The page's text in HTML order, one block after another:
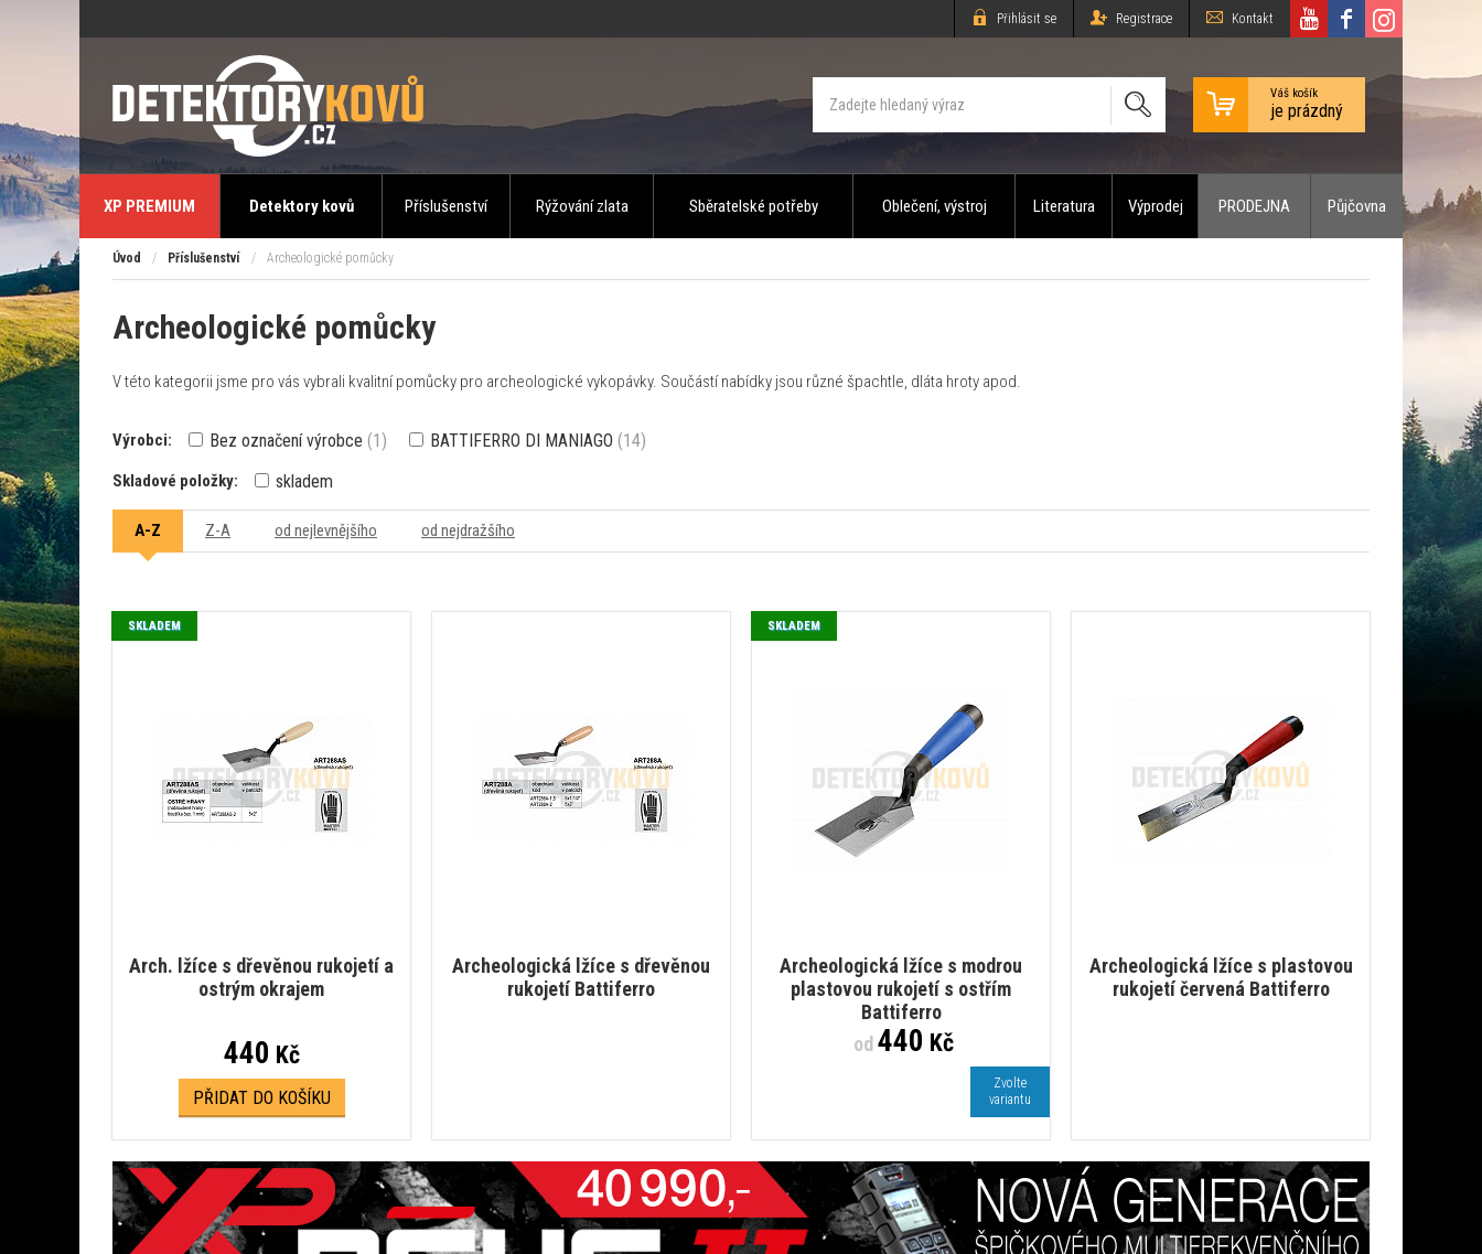
Přihlásit se Registrace Kontakt
Váš košík
je prázdný
XP PREMIUM Detektory kovů Příslušenství Rýžování zlata Sběratelské potřeby Oblečení, výstroj Literatura Výprodej PRODEJNA Půjčovna
Úvod / Příslušenství / Archeologické pomůcky
Archeologické pomůcky
V této kategorii jsme pro vás vybrali kvalitní pomůcky pro archeologické vykopávky. Součástí nabídky jsou různé špachtle, dláta hroty apod.
Výrobci: Bez označení výrobce (1) BATTIFERRO DI MANIAGO (14)
Skladové položky: skladem
A-Z Z-A od nejlevnějšího od nejdražšího
Arch. lžíce s dřevěnou rukojetí a
ostrým okrajem
SKLADEM
440 Kč
PŘIDAT DO KOŠÍKU
Archeologická lžíce s dřevěnou
rukojetí Battiferro
Archeologická lžíce s modrou
plastovou rukojetí s ostřím
Battiferro
SKLADEM
od440 Kč
Zvolte
variantu
Archeologická lžíce s plastovou
rukojetí červená Battiferro